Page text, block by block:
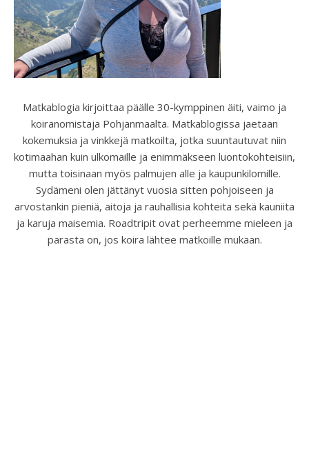
Matkablogia kirjoittaa päälle 30-kymppinen äiti, vaimo ja
koiranomistaja Pohjanmaalta. Matkablogissa jaetaan
kokemuksia ja vinkkejä matkoilta, jotka suuntautuvat niin
kotimaahan kuin ulkomaille ja enimmäkseen luontokohteisiin,
mutta toisinaan myös palmujen alle ja kaupunkilomille.
Sydämeni olen jättänyt vuosia sitten pohjoiseen ja
arvostankin pieniä, aitoja ja rauhallisia kohteita sekä kauniita
ja karuja maisemia. Roadtripit ovat perheemme mieleen ja
parasta on, jos koira lähtee matkoille mukaan.